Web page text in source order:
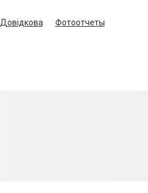
Довідкова
Фотоотчеты